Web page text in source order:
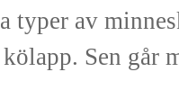
typer av
Sen går